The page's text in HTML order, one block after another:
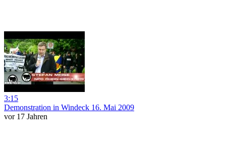
3:15
Demonstration in Windeck 16. Mai 2009
vor 17 Jahren